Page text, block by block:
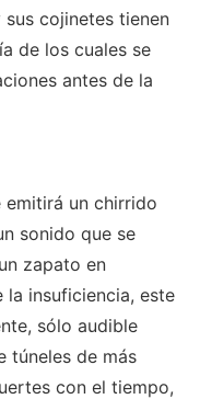
cojinetes tienen
de los cuales se
antes de la
emitirá un chirrido
sonido que se
zapato en
la insuficiencia, este
sólo audible
túneles de más
con el tiempo,